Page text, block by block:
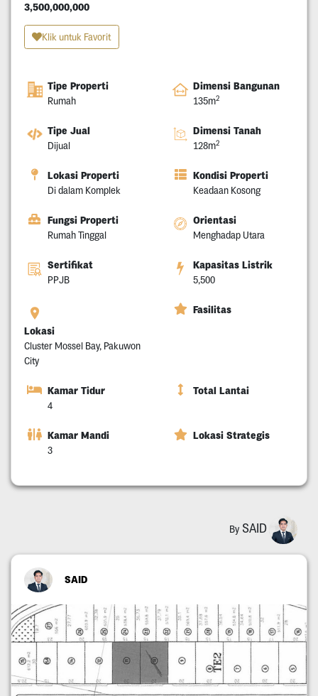
3,500,000,000
Klik untuk Favorit
Tipe Properti
Rumah
Dimensi Bangunan
135m2
Tipe Jual
Dijual
Dimensi Tanah
128m2
Lokasi Properti
Di dalam Komplek
Kondisi Properti
Keadaan Kosong
Fungsi Properti
Rumah Tinggal
Orientasi
Menghadap Utara
Sertifikat
PPJB
Kapasitas Listrik
5,500
Lokasi
Cluster Mossel Bay, Pakuwon
City
Fasilitas
Kamar Tidur
4
Total Lantai
Kamar Mandi
3
Lokasi Strategis
By SAID
SAID